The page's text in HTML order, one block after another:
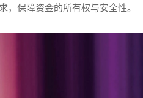
保障资金的所有权与安全性。